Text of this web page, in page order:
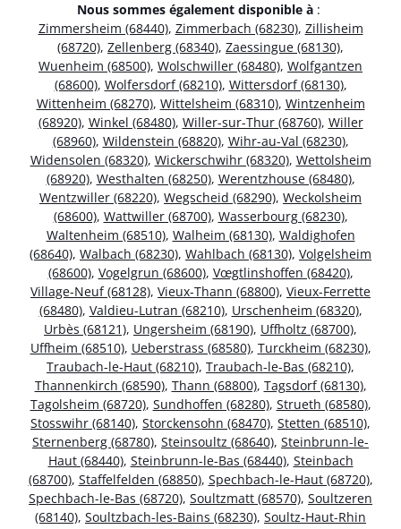
Nous sommes également disponible à :
Zimmersheim (68440), Zimmerbach (68230), Zillisheim
(68720), Zellenberg (68340), Zaessingue (68130),
Wuenheim (68500), Wolschwiller (68480), Wolfgantzen
(68600), Wolfersdorf (68210), Wittersdorf (68130),
Wittenheim (68270), Wittelsheim (68310), Wintzenheim
(68920), Winkel (68480), Willer-sur-Thur (68760), Willer
(68960), Wildenstein (68820), Wihr-au-Val (68230),
Widensolen (68320), Wickerschwihr (68320), Wettolsheim
(68920), Westhalten (68250), Werentzhouse (68480),
Wentzwiller (68220), Wegscheid (68290), Weckolsheim
(68600), Wattwiller (68700), Wasserbourg (68230),
Waltenheim (68510), Walheim (68130), Waldighofen
(68640), Walbach (68230), Wahlbach (68130), Volgelsheim
(68600), Vogelgrun (68600), Vœgtlinshoffen (68420),
Village-Neuf (68128), Vieux-Thann (68800), Vieux-Ferrette
(68480), Valdieu-Lutran (68210), Urschenheim (68320),
Urbès (68121), Ungersheim (68190), Uffholtz (68700),
Uffheim (68510), Ueberstrass (68580), Turckheim (68230),
Traubach-le-Haut (68210), Traubach-le-Bas (68210),
Thannenkirch (68590), Thann (68800), Tagsdorf (68130),
Tagolsheim (68720), Sundhoffen (68280), Strueth (68580),
Stosswihr (68140), Storckensohn (68470), Stetten (68510),
Sternenberg (68780), Steinsoultz (68640), Steinbrunn-le-
Haut (68440), Steinbrunn-le-Bas (68440), Steinbach
(68700), Staffelfelden (68850), Spechbach-le-Haut (68720),
Spechbach-le-Bas (68720), Soultzmatt (68570), Soultzeren
(68140), Soultzbach-les-Bains (68230), Soultz-Haut-Rhin